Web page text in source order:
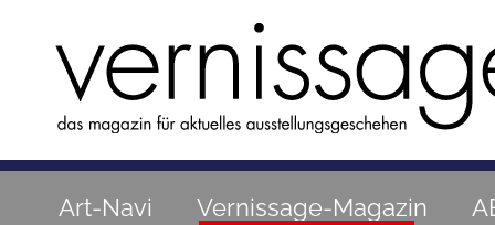
Art-Navi Vernissage-Magazin